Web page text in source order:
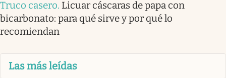
Truco casero. Licuar cáscaras de papa con
bicarbonato: para qué sirve y por qué lo
recomiendan
Las más leídas